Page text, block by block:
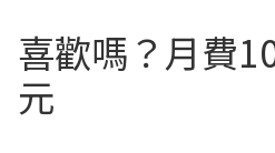
喜歡嗎？月費
元